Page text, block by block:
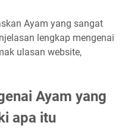
Ayam yang sangat
lengkap mengenai
ulasan website,
Ayam yang
apa itu